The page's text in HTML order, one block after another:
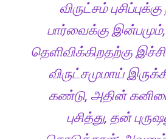
விருட்சம்
பார்வைக்கு இன்பமும்,
தெளிவிக்கிறதற்கு
விருட்சமுமாய்
கண்டு, அதின்
புசித்து, தன்